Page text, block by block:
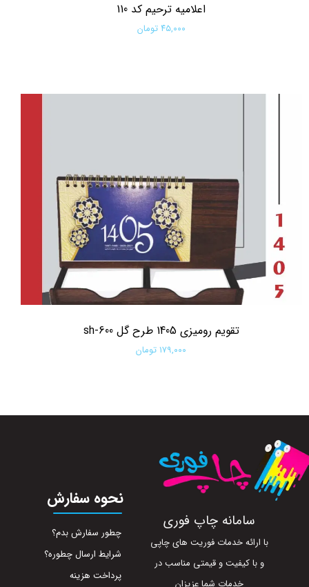
اعلامیه ترحیم کد 110
۴۵,۰۰۰ تومان
تقویم رومیزی 1405 طرح گل sh-600
۱۷۹,۰۰۰ تومان
سامانه چاپ فوری
با ارائه خدمات فوریت های چاپی
و با کیفیت و قیمتی مناسب در
خدمات شما عزیزان
نحوه سفارش
چطور سفارش بدم؟
شرایط ارسال چطوره؟
پرداخت هزینه